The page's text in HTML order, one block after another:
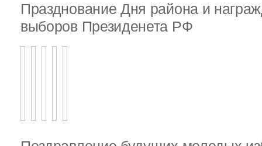
Празднование Дня района и
выборов Президенета РФ